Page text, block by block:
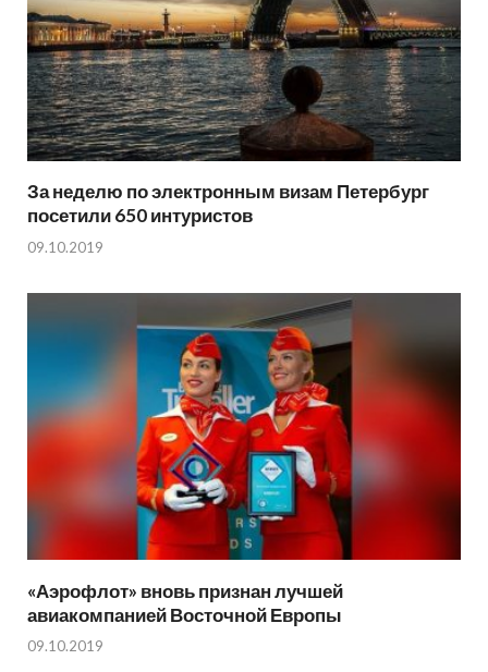
За неделю по электронным визам Петербург
посетили 650 интуристов
09.10.2019
«Аэрофлот» вновь признан лучшей
авиакомпанией Восточной Европы
09.10.2019